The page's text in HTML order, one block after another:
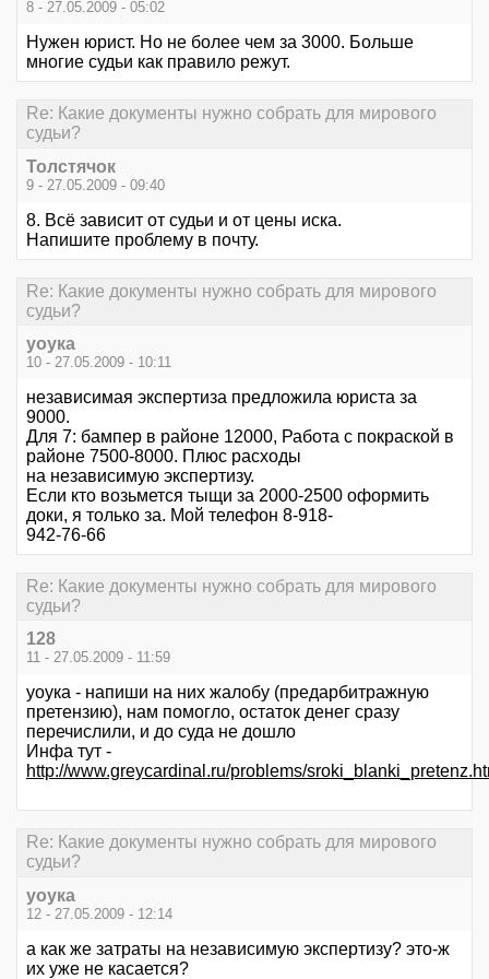
8 - 27.05.2009 - 05:02
Нужен юрист. Но не более чем за 3000. Больше
многие судьи как правило режут.
Re: Какие документы нужно собрать для мирового
судьи?
Толстячок
9 - 27.05.2009 - 09:40
8. Всё зависит от судьи и от цены иска.
Напишите проблему в почту.
Re: Какие документы нужно собрать для мирового
судьи?
уоука
10 - 27.05.2009 - 10:11
независимая экспертиза предложила юриста за
9000.
Для 7: бампер в районе 12000, Работа с покраской в
районе 7500-8000. Плюс расходы
на независимую экспертизу.
Если кто возьмется тыщи за 2000-2500 оформить
доки, я только за. Мой телефон 8-918-
942-76-66
Re: Какие документы нужно собрать для мирового
судьи?
128
11 - 27.05.2009 - 11:59
уоука - напиши на них жалобу (предарбитражную
претензию), нам помогло, остаток денег сразу
перечислили, и до суда не дошло
Инфа тут -
http://www.greycardinal.ru/problems/
Re: Какие документы нужно собрать для мирового
судьи?
уоука
12 - 27.05.2009 - 12:14
а как же затраты на независимую экспертизу? это-ж
их уже не касается?